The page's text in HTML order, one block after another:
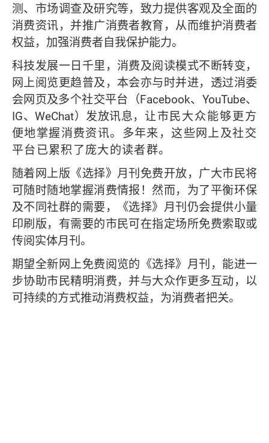
测、市场调查及研究等，致力提供客观及全面的
消费资讯，并推广消费者教育，从而维护消费者
权益，加强消费者自我保护能力。
科技发展一日千里，消费及阅读模式不断转变，
网上阅览更趋普及，本会亦与时并进，透过消委
会网页及多个社交平台（Facebook、YouTube、
IG、WeChat）发放讯息， 让市民大众能够更方
便地掌握消费资讯。多年来，这些网上及社交
平台已累积了庞大的读者群。
随着网上版《选择》月刊免费开放，广大市民将
可随时随地掌握消费情报！然而，为了平衡环保
及不同社群的需要，《选择》月刊仍会提供小量
印刷版，有需要的市民可在指定场所免费索取或
传阅实体月刊。
期望全新网上免费阅览的《选择》月刊，能进一
步协助市民精明消费，并与大众作更多互动，以
可持续的方式推动消费权益，为消费者把关。